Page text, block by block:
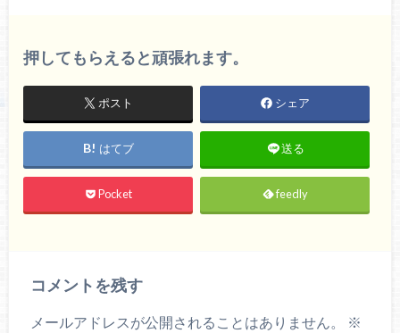
押してもらえると頑張れます。
ポスト シェア
はてブ 送る
Pocket feedly
コメントを残す
メールアドレスが公開されることはありません。
※